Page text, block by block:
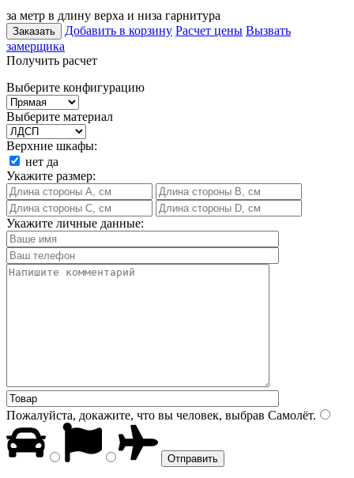
за метр в длину верха и низа гарнитура
Заказать Добавить в корзину Расчет цены Вызвать
замерщика
Получить расчет
Выберите конфигурацию
Выберите материал
Верхние шкафы:
нет да
Укажите размер:
Укажите личные данные:
Пожалуйста, докажите, что вы человек, выбрав Самолёт.